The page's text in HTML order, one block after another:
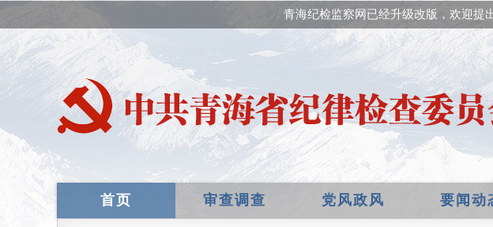
青海纪检监察网已经升级改版，欢迎提出
首页 审查调查 党风政风 要闻动